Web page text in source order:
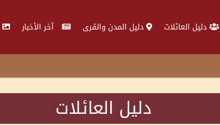
دليل العائلات دليل المدن والقرى آخر الأخبار
دليل العائلات